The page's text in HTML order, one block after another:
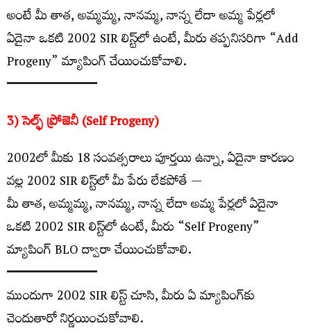
అంటే మీ తాత, అమ్మమ్మ, నానమ్మ, నాన్న లేదా అమ్మ పేర్లలో
ఏదైనా ఒకటి 2002 SIR లిస్ట్‌లో ఉంటే, మీరు తప్పనిసరిగా “Add
Progeny” మ్యాపింగ్ చేయించుకోవాలి.
━━━━━━━━━━━━━
3) సెల్ఫ్ ప్రోజెనీ (Self Progeny)
2002లో మీకు 18 సంవత్సరాలు పూర్తయి ఉన్నా, ఏదైనా కారణం
వల్ల 2002 SIR లిస్ట్‌లో మీ పేరు లేకపోతే —
మీ తాత, అమ్మమ్మ, నానమ్మ, నాన్న లేదా అమ్మ పేర్లలో ఏదైనా
ఒకటి 2002 SIR లిస్ట్‌లో ఉంటే, మీరు “Self Progeny”
మ్యాపింగ్ BLO ద్వారా చేయించుకోవాలి.
━━━━━━━━━━━━━
ముందుగా 2002 SIR లిస్ట్ చూసి, మీరు ఏ మ్యాపింగ్‌కు
చెందుతారో నిర్ణయించుకోవాలి.